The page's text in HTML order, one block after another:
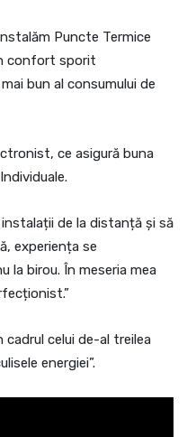
Puncte Termice
confort sporit
bun al consumului de
ce asigură buna
de la distanță și să
experiența se
la birou. În meseria mea
cadrul celui de-al treilea
energiei”.